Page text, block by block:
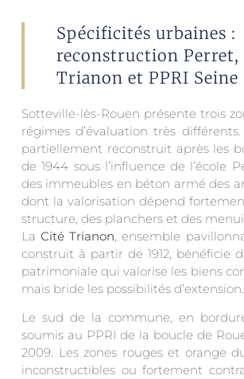
Spécificités urbaines :
reconstruction Perret,
Trianon et PPRI Seine
Sotteville-lès-Rouen présente trois
régimes d’évaluation très
partiellement reconstruit après les
de 1944 sous l’influence de l’école
des immeubles en béton armé des
dont la valorisation dépend
structure, des planchers et des
LaCité Trianon , ensemble
construit à partir de 1912, bénéficie
patrimoniale qui valorise les biens
mais bride les possibilités d’extension.
Le sud de la commune, en
soumis au PPRI de la boucle de
2009. Les zones rouges et orange
inconstructibles ou fortement